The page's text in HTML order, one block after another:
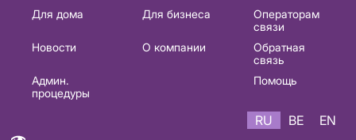
Основная
навигация
Для дома Для бизнеса
Операторам
связи
Новости
О компании
Обратная
связь
Админ.
процедуры
Помощь
RU BE EN